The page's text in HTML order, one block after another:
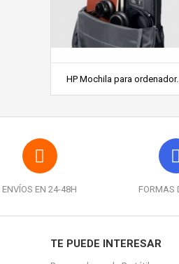
HP Mochila para
ENVÍOS EN 24-48H FORMAS
TE PUEDE INTERESAR